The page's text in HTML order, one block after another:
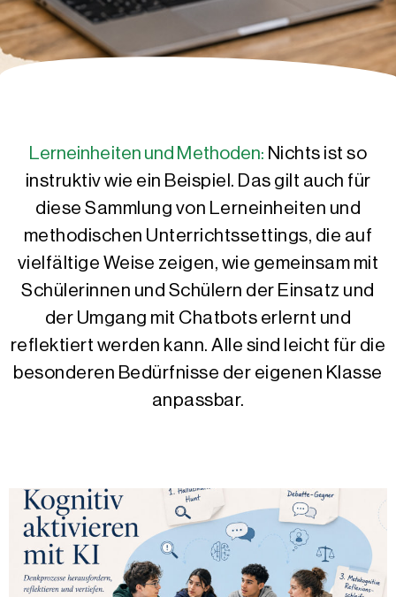
Lerneinheiten und Methoden: Nichts ist so
instruktiv wie ein Beispiel. Das gilt auch für
diese Sammlung von Lerneinheiten und
methodischen Unterrichtssettings, die auf
vielfältige Weise zeigen, wie gemeinsam mit
Schülerinnen und Schülern der Einsatz und
der Umgang mit Chatbots erlernt und
reflektiert werden kann. Alle sind leicht für die
besonderen Bedürfnisse der eigenen Klasse
anpassbar.